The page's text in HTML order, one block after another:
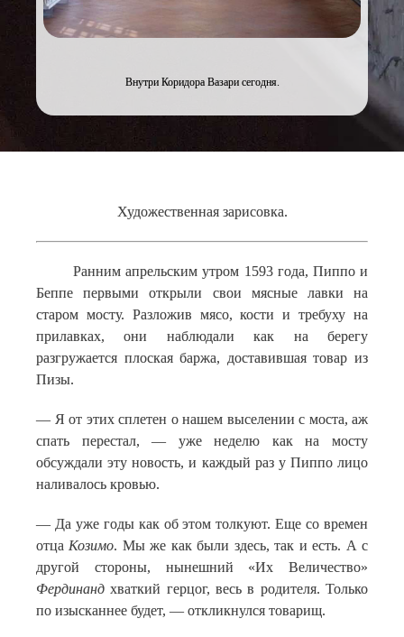
Внутри Коридора Вазари сегодня.
Художественная зарисовка.
Ранним апрельским утром 1593 года, Пиппо и
Беппе первыми открыли свои мясные лавки на
старом мосту. Разложив мясо, кости и требуху на
прилавках, они наблюдали как на берегу
разгружается плоская баржа, доставившая товар из
Пизы.
— Я от этих сплетен о нашем выселении с моста, аж
спать перестал, — уже неделю как на мосту
обсуждали эту новость, и каждый раз у Пиппо лицо
наливалось кровью.
— Да уже годы как об этом толкуют. Еще со времен
отца Козимо. Мы же как были здесь, так и есть. А с
другой стороны, нынешний «Их Величество»
Фердинанд хваткий герцог, весь в родителя. Только
по изысканнее будет, — откликнулся товарищ.